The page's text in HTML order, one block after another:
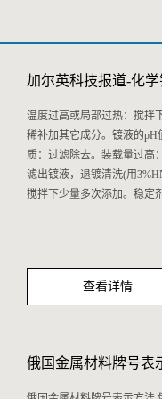
加尔英科技报道-化
温度过高或局部过热：搅拌
稀补加其它成分。镀液的
质：过滤除去。装载量过高
滤出镀液，退镀清洗(用
搅拌下少量多次添加。稳定
镀液。
查看详情
俄国金属材料牌号表